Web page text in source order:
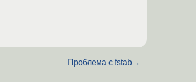
Проблема с fstab→